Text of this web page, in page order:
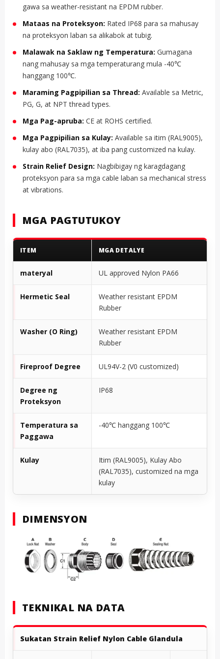
gawa sa weather-resistant na EPDM rubber.
Mataas na Proteksyon: Rated IP68 para sa mahusay
na proteksyon laban sa alikabok at tubig.
Malawak na Saklaw ng Temperatura: Gumagana
nang mahusay sa mga temperaturang mula -40℃
hanggang 100℃.
Maraming Pagpipilian sa Thread: Available sa Metric,
PG, G, at NPT thread types.
Mga Pag-apruba: CE at ROHS certified.
Mga Pagpipilian sa Kulay: Available sa itim (RAL9005),
kulay abo (RAL7035), at iba pang customized na kulay.
Strain Relief Design: Nagbibigay ng karagdagang
proteksyon para sa mga cable laban sa mechanical stress
at vibrations.
MGA PAGTUTUKOY
ITEM MGA DETALYE
materyal UL approved Nylon PA66
Hermetic Seal
Weather resistant EPDM
Rubber
Washer (O Ring)
Weather resistant EPDM
Rubber
Fireproof Degree UL94V-2 (V0 customized)
Degree ng
Proteksyon
IP68
Temperatura sa
Paggawa
-40℃ hanggang 100℃
Kulay
Itim (RAL9005), Kulay Abo
(RAL7035), customized na mga
kulay
DIMENSYON
TEKNIKAL NA DATA
Sukatan Strain Relief Nylon Cable Glandula